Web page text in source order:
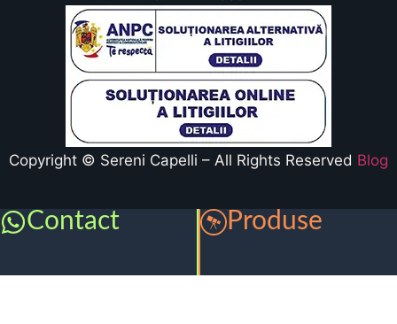
Copyright © Sereni Capelli – All Rights Reserved Blog
Contact Produse